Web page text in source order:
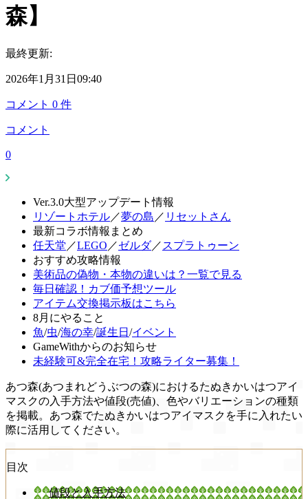
森】
最終更新:
2026年1月31日09:40
コメント 0 件
コメント
0
Ver.3.0大型アップデート情報
リゾートホテル／夢の島 ／ リセットさん
最新コラボ情報まとめ
任天堂 ／LEGO ／ゼルダ／ スプラトゥーン
おすすめ攻略情報
美術品の偽物・本物の違いは？一覧で見る
毎日確認！カブ価予想ツール
アイテム交換掲示板はこちら
8月にやること
魚/虫/海の幸/誕生日 /イベント
GameWithからのお知らせ
未経験可&完全在宅！攻略ライター募集！
あつ森(あつまれどうぶつの森)におけるたぬきかいはつアイ
マスクの入手方法や値段(売値)、色やバリエーションの種類
を掲載。あつ森でたぬきかいはつアイマスクを手に入れたい
際に活用してください。
目次
値段と入手方法